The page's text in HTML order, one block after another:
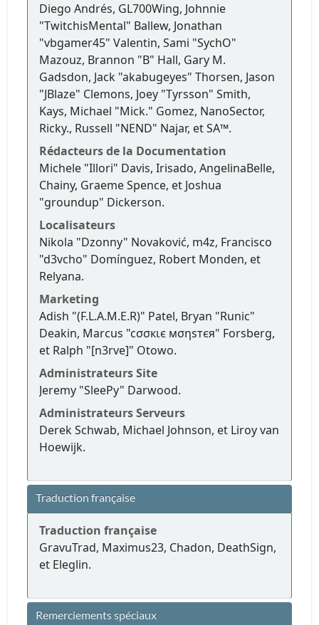
Diego Andrés, GL700Wing, Johnnie
"TwitchisMental" Ballew, Jonathan
"vbgamer45" Valentin, Sami "SychO"
Mazouz, Brannon "B" Hall, Gary M.
Gadsdon, Jack "akabugeyes" Thorsen, Jason
"JBlaze" Clemons, Joey "Tyrsson" Smith,
Kays, Michael "Mick." Gomez, NanoSector,
Ricky., Russell "NEND" Najar, et SA™.
Rédacteurs de la Documentation
Michele "Illori" Davis, Irisado, AngelinaBelle,
Chainy, Graeme Spence, et Joshua
"groundup" Dickerson.
Localisateurs
Nikola "Dzonny" Novaković, m4z, Francisco
"d3vcho" Domínguez, Robert Monden, et
Relyana.
Marketing
Adish "(F.L.A.M.E.R)" Patel, Bryan "Runic"
Deakin, Marcus "cσσкιє мσηѕтєя" Forsberg,
et Ralph "[n3rve]" Otowo.
Administrateurs Site
Jeremy "SleePy" Darwood.
Administrateurs Serveurs
Derek Schwab, Michael Johnson, et Liroy van
Hoewijk.
Traduction française
Traduction française
GravuTrad, Maximus23, Chadon, DeathSign,
et Eleglin.
Remerciements spéciaux